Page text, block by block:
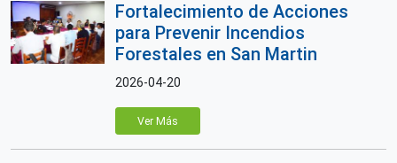
Fortalecimiento de Acciones
para Prevenir Incendios
Forestales en San Martin
2026-04-20
Ver Más